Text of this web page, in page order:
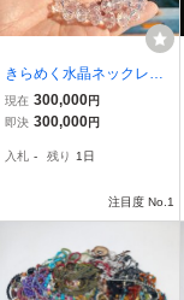
きらめく水晶ネックレス
(天然石)
現在 300,000円
即決 300,000円
入札 - 残り 1日
注目度 No.1